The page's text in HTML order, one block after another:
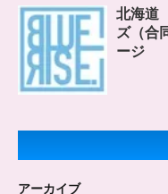
北海
ズ（合
ージ
アーカイブ